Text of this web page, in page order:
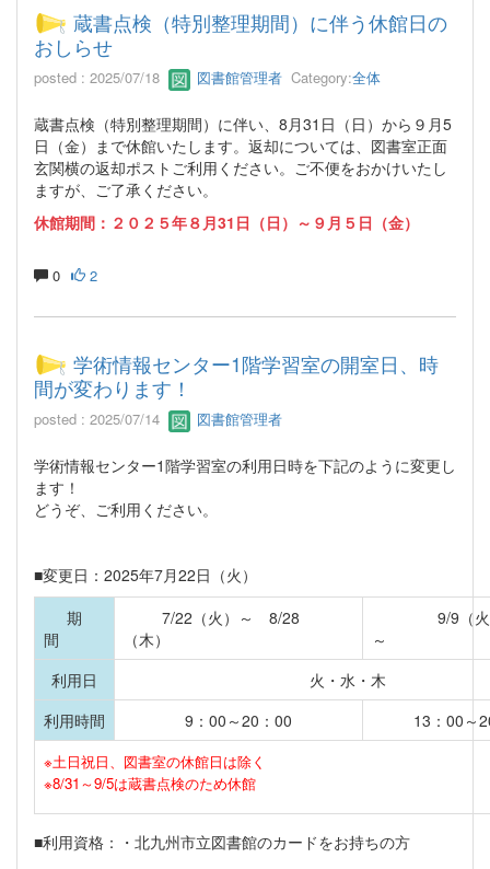
蔵書点検（特別整理期間）に伴う休館日の
おしらせ
posted : 2025/07/18 図書館管理者 Category:全体
蔵書点検（特別整理期間）に伴い、8月31日（日）から９月5
日（金）まで休館いたします。返却については、図書室正面
玄関横の返却ポストご利用ください。ご不便をおかけいたし
ますが、ご了承ください。
休館期間：２０２５年８月31日（日）～９月５日（金）
0 2
学術情報センター1階学習室の開室日、時
間が変わります！
posted : 2025/07/14 図書館管理者
学術情報センター1階学習室の利用日時を下記のように変更し
ます！
どうぞ、ご利用ください。
■変更日：2025年7月22日（火）
期
間
7/22（火）～ 8/28
（木）
9/9（
利用日
火・水・木
利用時間
9：00～20：00 13：00～
※土日祝日、図書室の休館日は除く
※8/31～9/5は蔵書点検のため休館
■利用資格：・北九州市立図書館のカードをお持ちの方